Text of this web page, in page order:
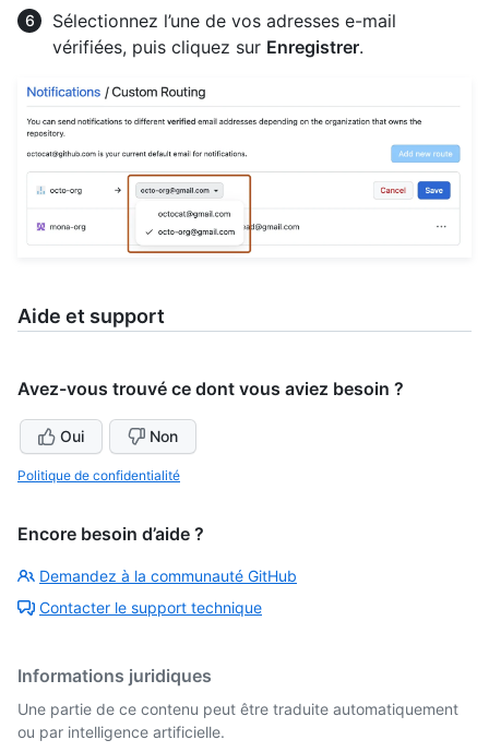
Sélectionnez l’une de vos adresses e-mail
vérifiées, puis cliquez sur Enregistrer.
Aide et support
Avez-vous trouvé ce dont vous aviez besoin ?
Oui Non
Politique de confidentialité
Encore besoin d’aide ?
Demandez à la communauté GitHub
Contacter le support technique
Informations juridiques
Une partie de ce contenu peut être traduite automatiquement
ou par intelligence artificielle.